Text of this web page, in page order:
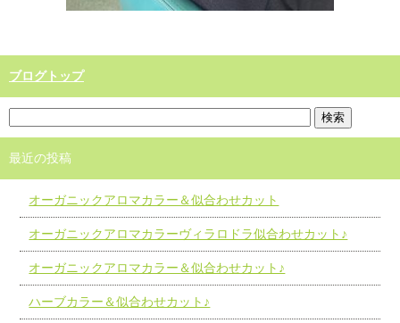
ブログトップ
最近の投稿
オーガニックアロマカラー＆似合わせカット
オーガニックアロマカラーヴィラロドラ似合わせカット♪
オーガニックアロマカラー＆似合わせカット♪
ハーブカラー＆似合わせカット♪